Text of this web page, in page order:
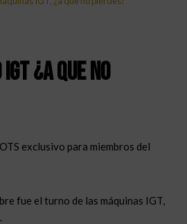
¿A que no
exclusivo para miembros del
fue el turno de las máquinas IGT,